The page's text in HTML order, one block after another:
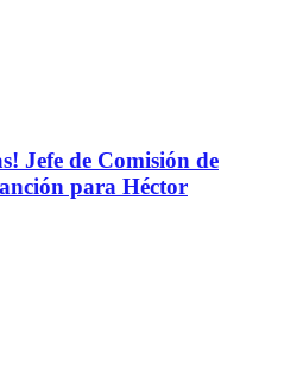
Jefe de Comisión de
para Héctor